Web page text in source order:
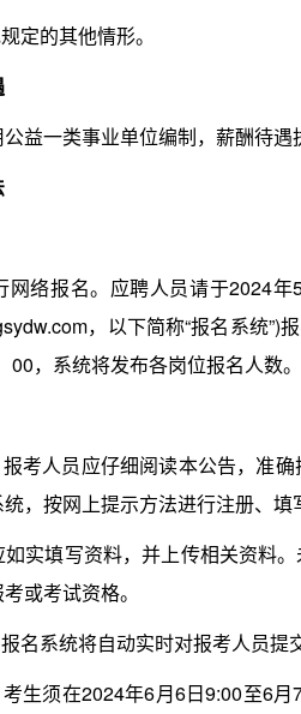
的其他情形。
一类事业单位编制，薪酬待遇
络报名。应聘人员请于2024年
，以下简称“报名系统
，系统将发布各岗位报名人数。
人员应仔细阅读本公告，准确
，按网上提示方法进行注册、填
填写资料，并上传相关资料。
或考试资格。
系统将自动实时对报考人员提
须在2024年6月6日9:00至6月